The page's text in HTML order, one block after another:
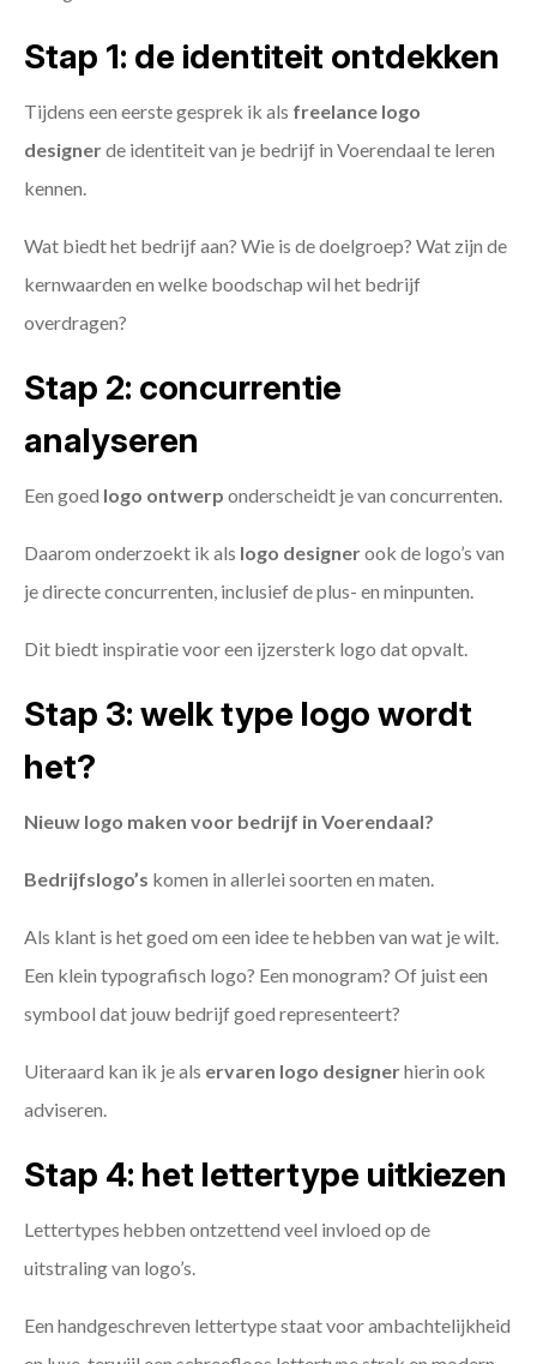
Stap 1: de identiteit ontdekken
Tijdens een eerste gesprek ik als freelance logo
designerde identiteit van je bedrijf in Voerendaal te leren
kennen.
Wat biedt het bedrijf aan? Wie is de doelgroep? Wat zijn de
kernwaarden en welke boodschap wil het bedrijf
overdragen?
Stap 2: concurrentie
analyseren
Een goed logo ontwerp onderscheidt je van concurrenten.
Daarom onderzoekt ik als logo designerook de logo’s van
je directe concurrenten, inclusief de plus- en minpunten.
Dit biedt inspiratie voor een ijzersterk logo dat opvalt.
Stap 3: welk type logo wordt
het?
Nieuw logo maken voor bedrijf in Voerendaal?
Bedrijfslogo’s komen in allerlei soorten en maten.
Als klant is het goed om een idee te hebben van wat je wilt.
Een klein typografisch logo? Een monogram? Of juist een
symbool dat jouw bedrijf goed representeert?
Uiteraard kan ik je als ervaren logo designerhierin ook
adviseren.
Stap 4: het lettertype uitkiezen
Lettertypes hebben ontzettend veel invloed op de
uitstraling van logo’s.
Een handgeschreven lettertype staat voor ambachtelijkheid